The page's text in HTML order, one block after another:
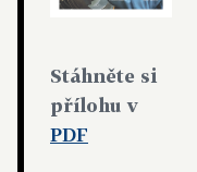
Stáhněte si
přílohu v
PDF